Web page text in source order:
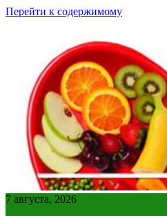
Перейти к содержимому
7 августа, 2026